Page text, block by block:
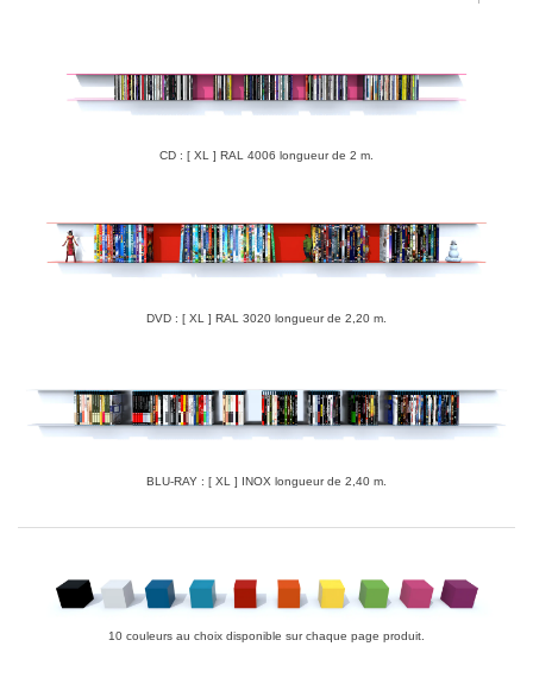
CD : [ XL ] RAL 4006 longueur de 2 m.
DVD : [ XL ] RAL 3020 longueur de 2,20 m.
BLU-RAY : [ XL ] INOX longueur de 2,40 m.
10 couleurs au choix disponible sur chaque page produit.